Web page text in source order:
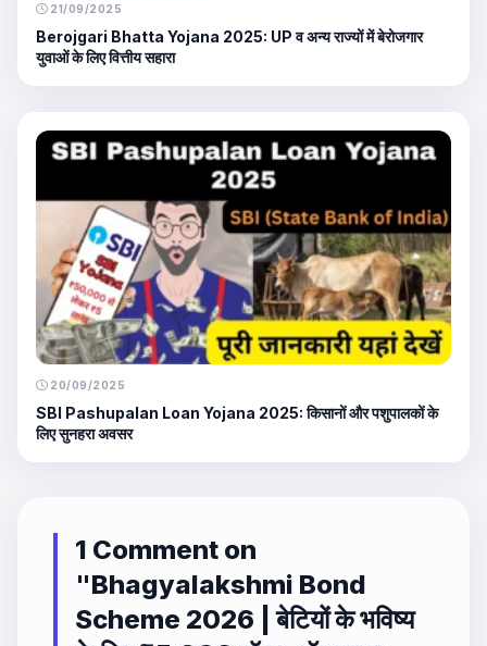
21/09/2025
Berojgari Bhatta Yojana 2025: UP व अन्य राज्यों में बेरोजगार
युवाओं के लिए वित्तीय सहारा
20/09/2025
SBI Pashupalan Loan Yojana 2025: किसानों और पशुपालकों के
लिए सुनहरा अवसर
1 Comment on
"Bhagyalakshmi Bond
Scheme 2026 | बेटियों के भविष्य